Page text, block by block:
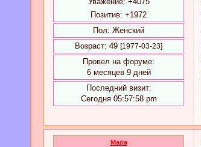
Позитив: +1972
Пол: Женский
Возраст: 49 [1977-03-23]
Провел на форуме:
6 месяцев 9 дней
Последний визит:
Сегодня 05:57:58 pm
Maria